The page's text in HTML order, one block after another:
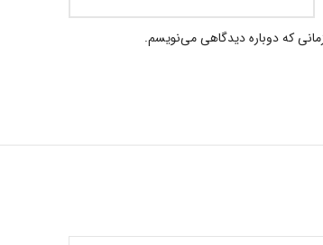
که دوباره دیدگاهی می‌نویسم.